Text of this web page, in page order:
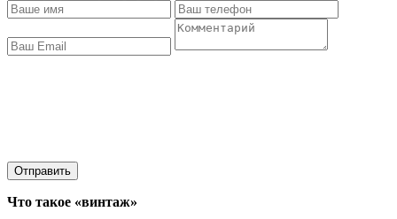
Отправить
Что такое «винтаж»